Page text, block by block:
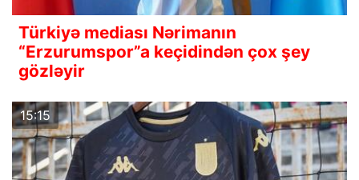
Türkiyə mediası Nərimanın
“Erzurumspor”a keçidindən çox şey
gözləyir
15:15